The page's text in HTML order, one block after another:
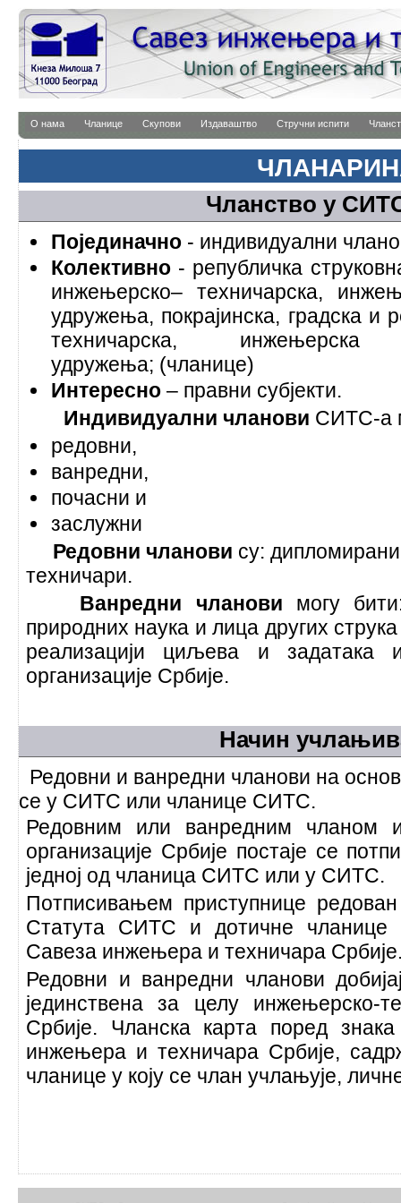
О нама Чланице Скупови Издаваштво Стручни испити
Чланство у
Појединачно - индивидуални
Колективно - републичка
инжењерско– техничарска,
удружења, покрајинска, градска и
техничарска,
удружења; (чланице)
Интересно – правни субјекти.
Индивидуални чланови СИТС-а
редовни,
ванредни,
почасни и
заслужни
Редовни чланови су:
техничари.
Ванредни чланови могу
природних наука и лица других струка
реализацији циљева и задатака
организације Србије.
Начин
Редовни и ванредни чланови на
се у СИТС или чланице СИТС.
Редовним или ванредним чланом
организације Србије постаје се
једној од чланица СИТС или у СИТС.
Потписивањем приступнице
Статута СИТС и дотичне
Савеза инжењера и техничара
Редовни и ванредни чланови
јединствена за целу инжењерско-
Србије. Чланска карта поред
инжењера и техничара Србије,
чланице у коју се члан учлањује,